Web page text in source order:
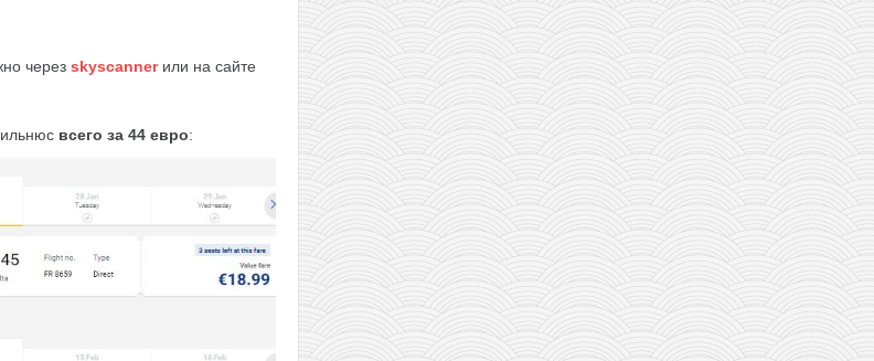
через skyscannerили на сайте
всего за 44 евро: